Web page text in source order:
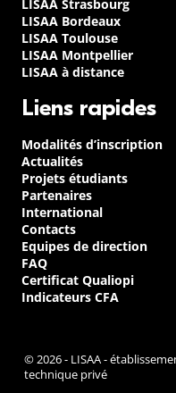
LISAA Strasbourg
LISAA Bordeaux
LISAA Toulouse
LISAA Montpellier
LISAA à distance
Liens rapides
Modalités d’inscription
Actualités
Projets étudiants
Partenaires
International
Contacts
Equipes de direction
FAQ
Certificat Qualiopi
Indicateurs CFA
© 2026 - LISAA -
technique privé